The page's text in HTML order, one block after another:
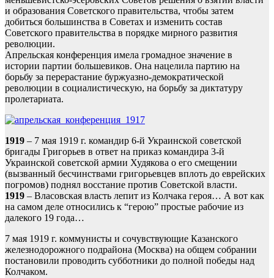
и образования Советского правительства, чтобы затем
добиться большинства в Советах и изменить состав
Советского правительства в порядке мирного развития
революции.
Апрельская конференция имела громадное значение в
истории партии большевиков. Она нацелила партию на
борьбу за перерастание буржуазно-демократической
революции в социалистическую, на борьбу за диктатуру
пролетариата.
1919 – 7 мая 1919 г. командир 6-й Украинской советской
бригады Григорьев в ответ на приказ командира 3-й
Украинской советской армии Худякова о его смещении
(вызванный бесчинствами григорьевцев вплоть до еврейских
погромов) поднял восстание против Советской власти.
1919 – Власовская власть лепит из Колчака героя… А вот как
на самом деле относились к “герою” простые рабочие из
далекого 19 года…
7 мая 1919 г. коммунисты и сочувствующие Казанского
железнодорожного подрайона (Москва) на общем собрании
постановили проводить субботники до полной победы над
Колчаком.